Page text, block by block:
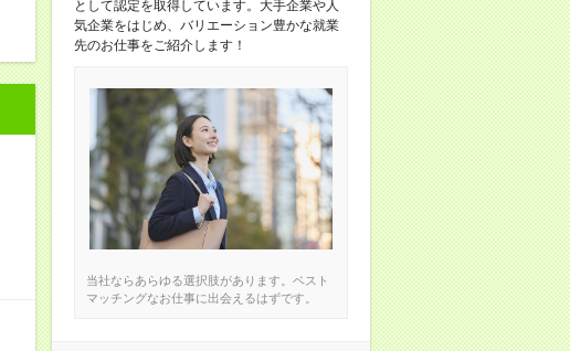
として認定を取得しています。大手企業や人
気企業をはじめ、バリエーション豊かな就業
先のお仕事をご紹介します！
当社ならあらゆる選択肢があります。ベスト
マッチングなお仕事に出会えるはずです。